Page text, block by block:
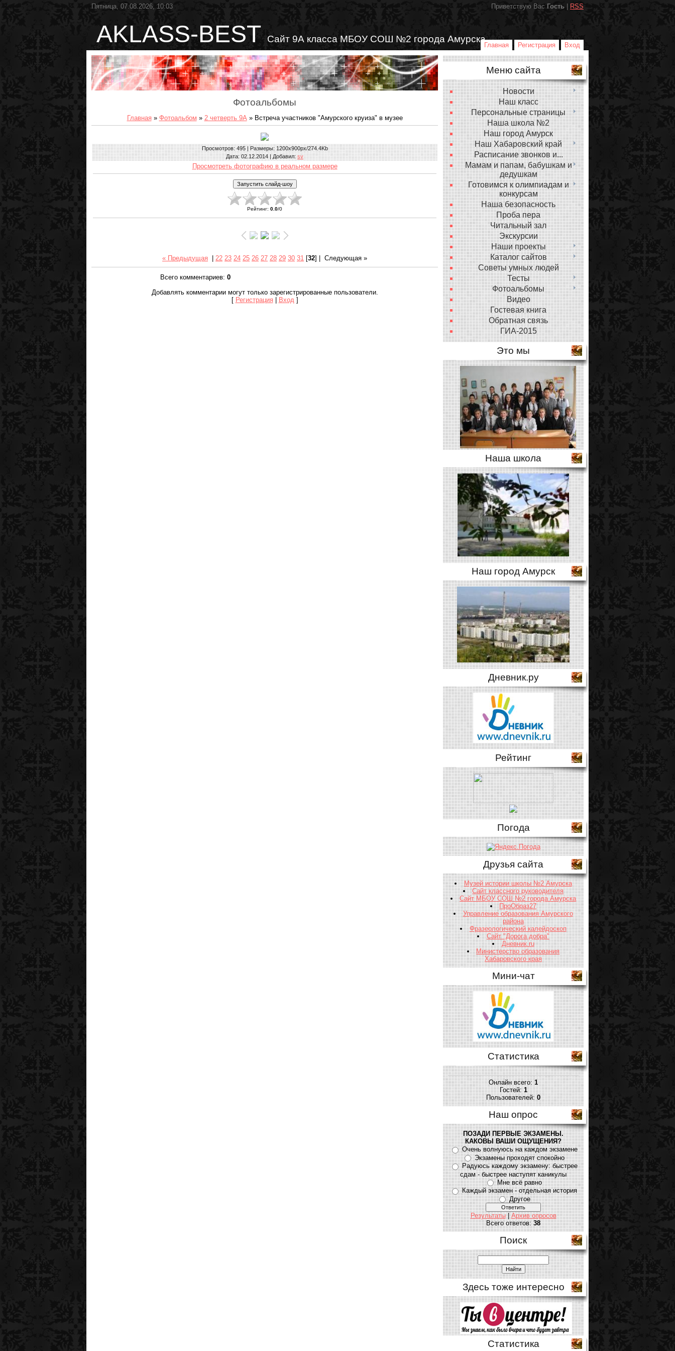
Пятница, 07.08.2026, 10:03 Приветствую Вас Гость RSS
AKLASS-BEST Сайт 9А класса МБОУ СОШ №2 города Амурска
Главная Регистрация Вход
Фотоальбомы
Главная » Фотоальбом » 2 четверть 9А» Встреча участников "Амурского круиза" в музее
Просмотров: 495 | Размеры: 1200x900px/274.4Kb
Дата: 02.12.2014 | Добавил: sv
Просмотреть фотографию в реальном размере
Рейтинг: 0.0/0
« Предыдущая 22 23 24 25 26 27 28 29 30 31 [32] | Следующая »
Всего комментариев: 0
Добавлять комментарии могут только зарегистрированные пользователи.
[ Регистрация | Вход ]
Меню сайта
Новости
Наш класс
Персональные страницы
Наша школа №2
Наш город Амурск
Наш Хабаровский край
Расписание звонков и...
Мамам и папам, бабушкам и
дедушкам
Готовимся к олимпиадам и
конкурсам
Наша безопасность
Проба пера
Читальный зал
Экскурсии
Наши проекты
Каталог сайтов
Советы умных людей
Тесты
Фотоальбомы
Видео
Гостевая книга
Обратная связь
ГИА-2015
Это мы
Наша школа
Наш город Амурск
Дневник.ру
Рейтинг
Погода
Друзья сайта
Музей истории школы №2 Амурска
Сайт классного руководителя
Сайт МБОУ СОШ №2 города Амурска
ПроОбраз27
Управление образования Амурского
района
Фразеологический калейдоскоп
Сайт "Дорога добра"
Дневник.ru
Министерство образования
Хабаровского края
Мини-чат
Статистика
Онлайн всего:1
Гостей:1
Пользователей:0
Наш опрос
ПОЗАДИ ПЕРВЫЕ ЭКЗАМЕНЫ.
КАКОВЫ ВАШИ ОЩУЩЕНИЯ?
Очень волнуюсь на каждом экзамене
Экзамены проходят спокойно
Радуюсь каждому экзамену: быстрее
сдам - быстрее наступят каникулы
Мне всё равно
Каждый экзамен - отдельная история
Другое
Результаты|Архив опросов
Всего ответов:38
Поиск
Здесь тоже интересно
Статистика